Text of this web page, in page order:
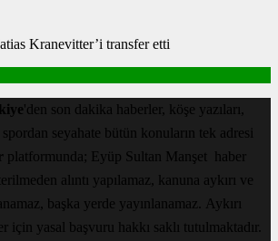
Kranevitter’i transfer etti
'den son dakika haberler, köşe yazıları,
seyahate bütün konuların tek adresi
platformunda; Eyüp Sultan Manşet haber
alıntı yapılamaz, kanuna aykırı ve
başka yerde yayınlanamaz. Aykırı
için yasal başvuru hakkı saklı tutulmaktadır.